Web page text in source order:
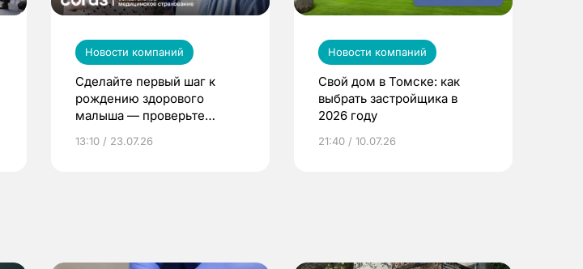
Новости компаний
Сделайте первый шаг к
рождению здорового
малыша — проверьте
по ОМС!
13:10 / 23.07.26
Новости компаний
Свой дом в Томске: как
выбрать застройщика в
2026 году
21:40 / 10.07.26